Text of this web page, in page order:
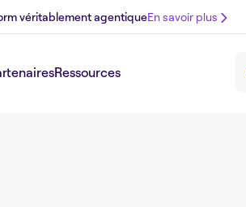
véritablement agentiqueEn savoir plus
Ressources